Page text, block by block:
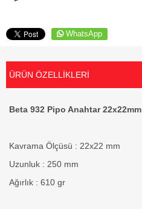
WhatsApp
ÜRÜN ÖZELLIKLERI
Beta 932 Pipo Anahtar 22x22mm
Kavrama Ölçüsü : 22x22 mm
Uzunluk : 250 mm
Ağırlık : 610 gr